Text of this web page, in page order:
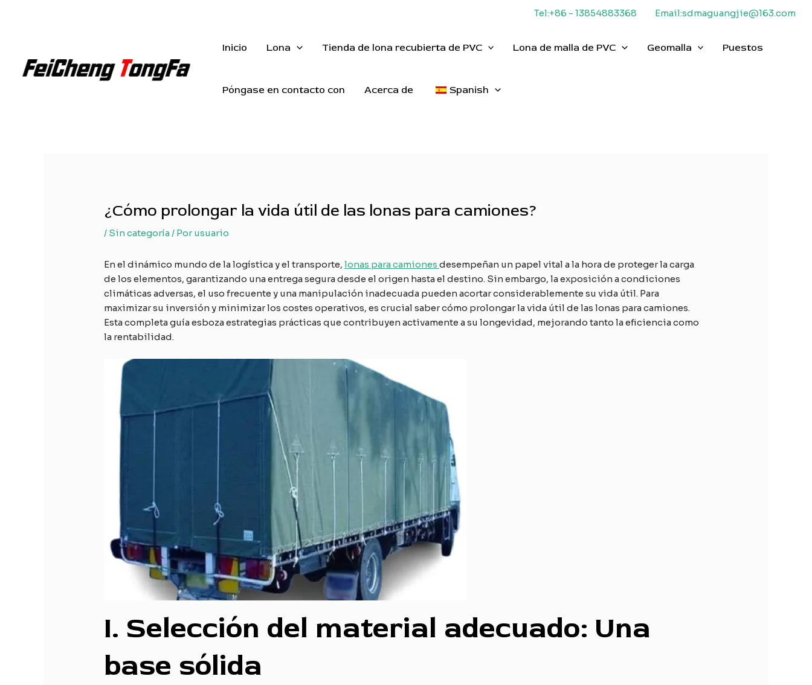
Tel:+86 - 13854883368 Email:sdmaguangjie@163.com
Inicio Lona Tienda de lona recubierta de PVC Lona de malla de PVC Geomalla Puestos
Póngase en contacto con Acerca de Spanish
¿Cómo prolongar la vida útil de las lonas para camiones?
/ Sin categoría/ Porusuario
En el dinámico mundo de la logística y el transporte,lonas para camionesdesempeñan un papel vital a la hora de proteger la carga
de los elementos, garantizando una entrega segura desde el origen hasta el destino. Sin embargo, la exposición a condiciones
climáticas adversas, el uso frecuente y una manipulación inadecuada pueden acortar considerablemente su vida útil. Para
maximizar su inversión y minimizar los costes operativos, es crucial saber cómo prolongar la vida útil de las lonas para camiones.
Esta completa guía esboza estrategias prácticas que contribuyen activamente a su longevidad, mejorando tanto la eficiencia como
la rentabilidad.
I. Selección del material adecuado: Una
base sólida